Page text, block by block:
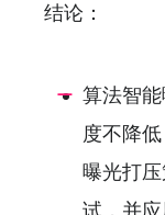
结论：
算法智
度不降
曝光打